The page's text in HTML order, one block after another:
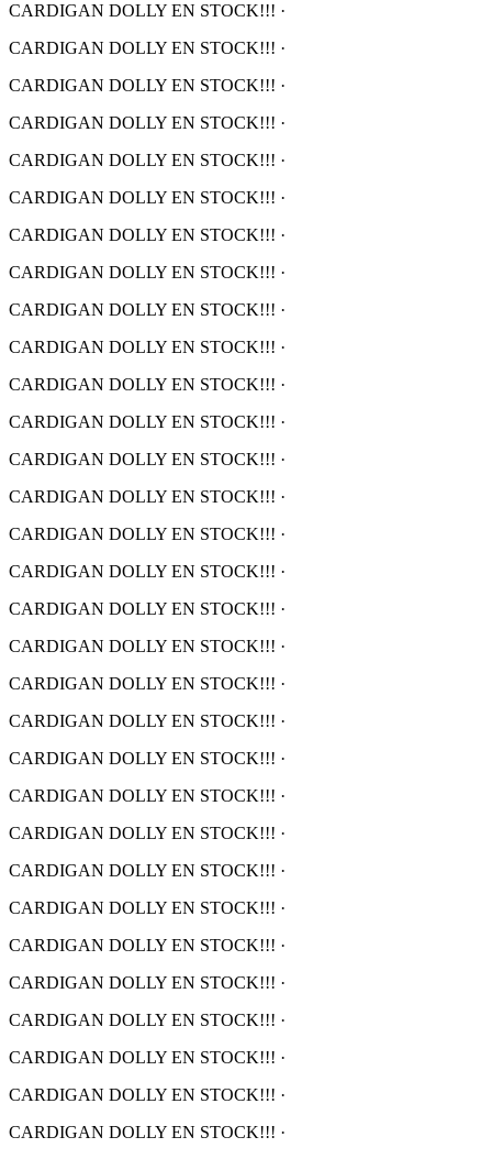
CARDIGAN DOLLY EN STOCK!!! ·
CARDIGAN DOLLY EN STOCK!!! ·
CARDIGAN DOLLY EN STOCK!!! ·
CARDIGAN DOLLY EN STOCK!!! ·
CARDIGAN DOLLY EN STOCK!!! ·
CARDIGAN DOLLY EN STOCK!!! ·
CARDIGAN DOLLY EN STOCK!!! ·
CARDIGAN DOLLY EN STOCK!!! ·
CARDIGAN DOLLY EN STOCK!!! ·
CARDIGAN DOLLY EN STOCK!!! ·
CARDIGAN DOLLY EN STOCK!!! ·
CARDIGAN DOLLY EN STOCK!!! ·
CARDIGAN DOLLY EN STOCK!!! ·
CARDIGAN DOLLY EN STOCK!!! ·
CARDIGAN DOLLY EN STOCK!!! ·
CARDIGAN DOLLY EN STOCK!!! ·
CARDIGAN DOLLY EN STOCK!!! ·
CARDIGAN DOLLY EN STOCK!!! ·
CARDIGAN DOLLY EN STOCK!!! ·
CARDIGAN DOLLY EN STOCK!!! ·
CARDIGAN DOLLY EN STOCK!!! ·
CARDIGAN DOLLY EN STOCK!!! ·
CARDIGAN DOLLY EN STOCK!!! ·
CARDIGAN DOLLY EN STOCK!!! ·
CARDIGAN DOLLY EN STOCK!!! ·
CARDIGAN DOLLY EN STOCK!!! ·
CARDIGAN DOLLY EN STOCK!!! ·
CARDIGAN DOLLY EN STOCK!!! ·
CARDIGAN DOLLY EN STOCK!!! ·
CARDIGAN DOLLY EN STOCK!!! ·
CARDIGAN DOLLY EN STOCK!!! ·